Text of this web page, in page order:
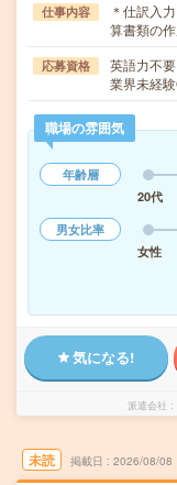
仕事内容
＊仕訳入
算書類の
応募資格
英語力不要
業界未経
職場の雰囲気
年齢層
20代
男女比率
女性
気になる!
派遣会社
未読 掲載日 2026/08/08